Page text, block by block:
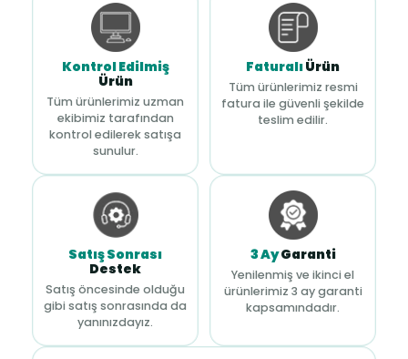
Kontrol Edilmiş
Ürün
Tüm ürünlerimiz uzman
ekibimiz tarafından
kontrol edilerek satışa
sunulur.
FaturalıÜrün
Tüm ürünlerimiz resmi
fatura ile güvenli şekilde
teslim edilir.
Satış Sonrası
Destek
Satış öncesinde olduğu
gibi satış sonrasında da
yanınızdayız.
3 AyGaranti
Yenilenmiş ve ikinci el
ürünlerimiz 3 ay garanti
kapsamındadır.